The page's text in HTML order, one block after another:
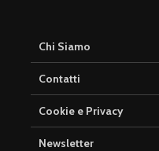
Chi Siamo
Contatti
Cookie e Privacy
Newsletter